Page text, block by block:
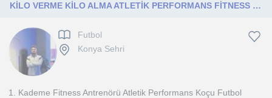
KİLO VERME KİLO ALMA ATLETİK PERFORMANS FİTNESS FUTBOL
Futbol
Konya Sehri
1. Kademe Fitness Antrenörü Atletik Performans Koçu Futbol